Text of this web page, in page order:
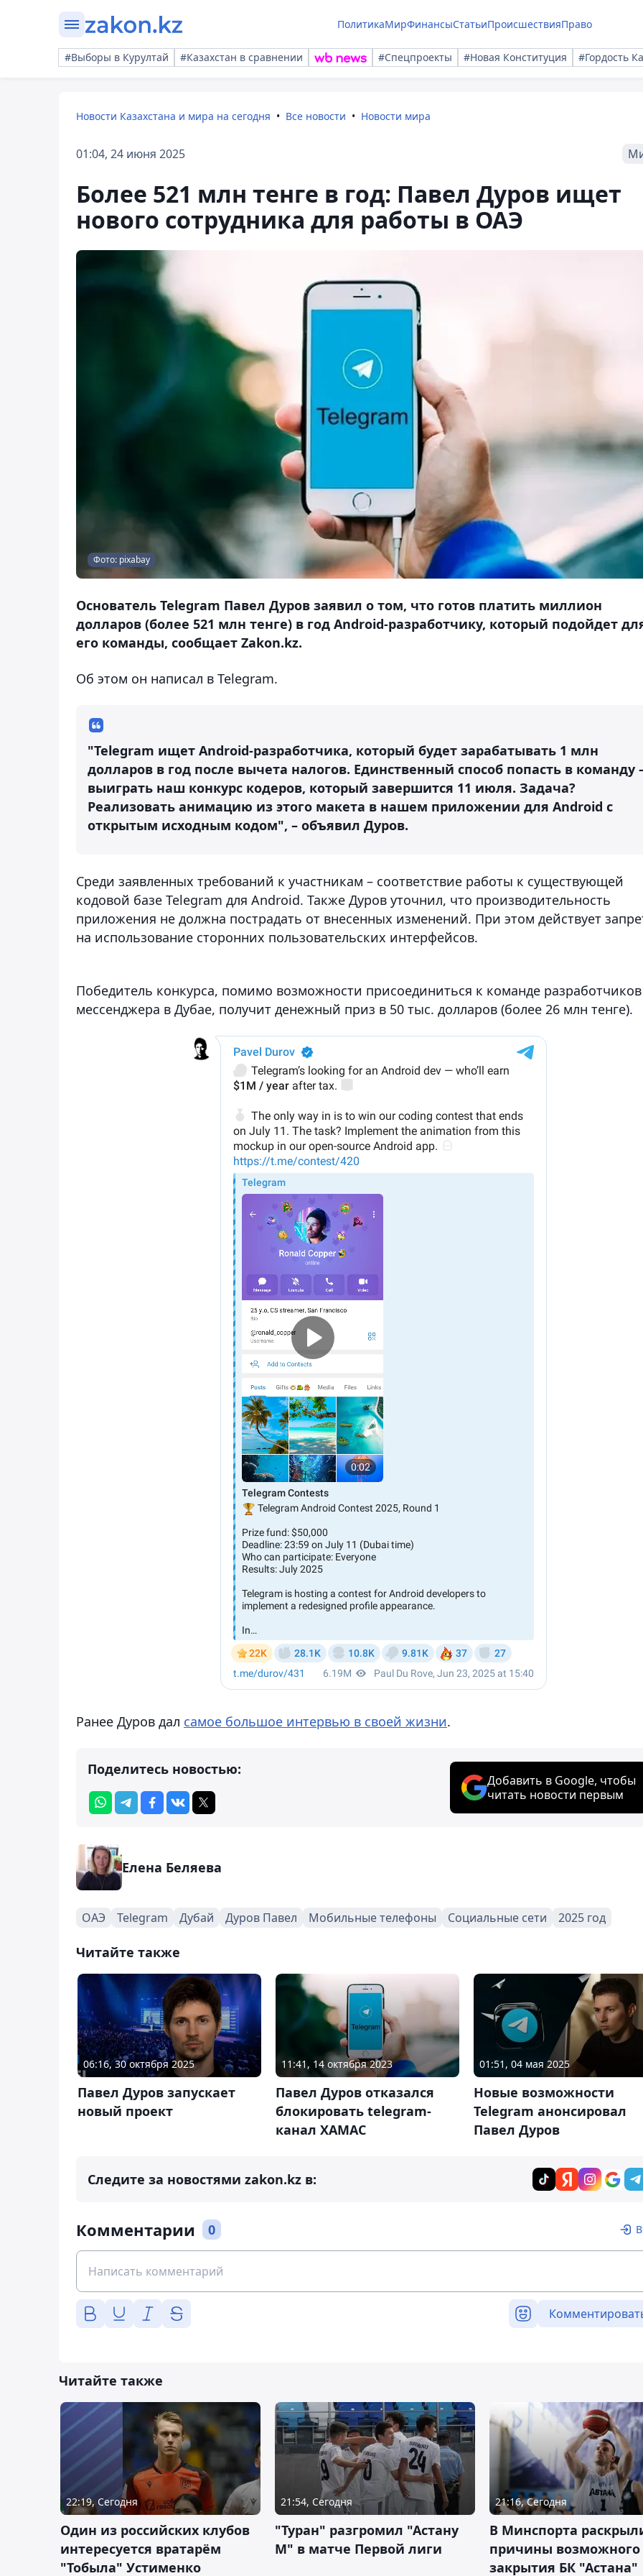
ПолитикаМирФинансыСтатьиПроисшествияПраво
#Выборы в Курултай #Казахстан в сравнении #Спецпроекты #Новая Конституция #Гордость
Новости Казахстана и мира на сегодня Все новости Новости мира
01:04, 24 июня 2025
Более 521 млн тенге в год: Павел Дуров ищет
нового сотрудника для работы в ОАЭ
Фото: pixabay
Основатель Telegram Павел Дуров заявил о том, что готов платить миллион
долларов (более 521 млн тенге) в год Android-разработчику, который подойдет
его команды, сообщает Zakon.kz.
Об этом он написал в Telegram.
"Telegram ищет Android-разработчика, который будет зарабатывать 1 млн
долларов в год после вычета налогов. Единственный способ попасть в команду
выиграть наш конкурс кодеров, который завершится 11 июля. Задача?
Реализовать анимацию из этого макета в нашем приложении для Android с
открытым исходным кодом", – объявил Дуров.
Среди заявленных требований к участникам – соответствие работы к существующей
кодовой базе Telegram для Android. Также Дуров уточнил, что производительность
приложения не должна пострадать от внесенных изменений. При этом действует
на использование сторонних пользовательских интерфейсов.
Победитель конкурса, помимо возможности присоединиться к команде разработчиков
мессенджера в Дубае, получит денежный приз в 50 тыс. долларов (более 26 млн тенге).
Ранее Дуров дал самое большое интервью в своей жизни.
Поделитесь новостью:
Добавить в Google, чтобы
читать новости первым
Елена Беляева
ОАЭ Telegram Дубай Дуров Павел Мобильные телефоны Социальные сети 2025 год
Читайте также
06:16, 30 октября 2025
Павел Дуров запускает
новый проект
11:41, 14 октября 2023
Павел Дуров отказался
блокировать telegram-
канал ХАМАС
01:51, 04 мая 2025
Новые возможности
Telegram анонсировал
Павел Дуров
Следите за новостями zakon.kz в:
Комментарии 0
Читайте также
22:19, Сегодня
Один из российских клубов
интересуется вратарём
"Тобыла" Устименко
21:54, Сегодня
"Туран" разгромил "Астану
М" в матче Первой лиги
21:16, Сегодня
В Минспорта
причины возможного
закрытия БК "Астана"